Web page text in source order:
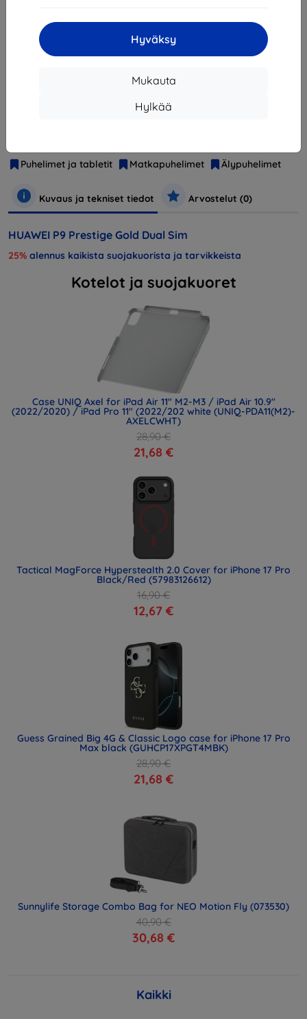
Hyväksy
Mukauta
Hylkää
Loppuunmyyty
Loppuunmyyty
Puhelimet ja tabletit
Matkapuhelimet Älypuhelimet
Kuvaus ja tekniset tiedot Arvostelut (0)
HUAWEI P9 Prestige Gold Dual Sim
25% alennus kaikista suojakuorista ja tarvikkeista
Kotelot ja suojakuoret
Case UNIQ Axel for iPad Air 11" M2-M3 / iPad Air 10.9"
(2022/2020) / iPad Pro 11" (2022/202 white (UNIQ-PDA11(M2)-
AXELCWHT)
28,90 €
21,68 €
Tactical MagForce Hyperstealth 2.0 Cover for iPhone 17 Pro
Black/Red (57983126612)
16,90 €
12,67 €
Guess Grained Big 4G & Classic Logo case for iPhone 17 Pro
Max black (GUHCP17XPGT4MBK)
28,90 €
21,68 €
Sunnylife Storage Combo Bag for NEO Motion Fly (073530)
40,90 €
30,68 €
Kaikki